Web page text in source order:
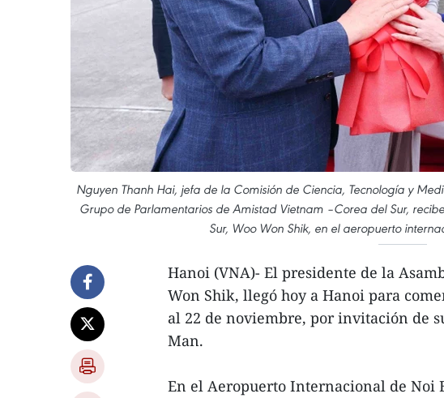
Nguyen Thanh Hai, jefa de la Comisión de Ciencia, Tecnología y
Grupo de Parlamentarios de Amistad Vietnam –Corea del Sur,
Sur, Woo Won Shik, en el aeropuerto
Hanoi (VNA)- El presidente de la
Won Shik, llegó hoy a Hanoi para
al 22 de noviembre, por invitación de
Man.
En el Aeropuerto Internacional de Noi